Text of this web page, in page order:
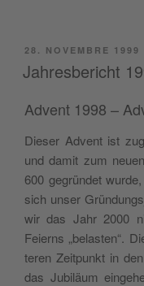
PUBBLICATO
IL
28. NOVEMBRE 1999
Jahresbericht
Advent 1998 –
Die­ser Advent ist
und damit zum
600 gegrün­det
sich unser
wir das Jahr 2000
Feierns „bela­sten“.
te­ren Zeit­punkt in
das Jubi­läum